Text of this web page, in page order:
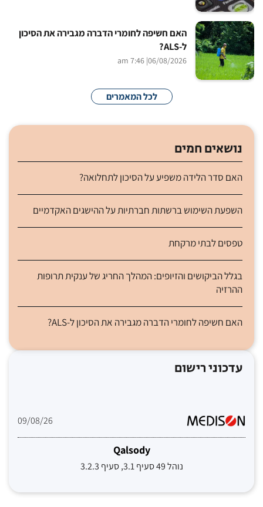
האם חשיפה לחומרי הדברה מגבירה את הסיכון
ל-ALS?
06/08/2026
| 7:46 am
לכל המאמרים
נושאים חמים
האם סדר הלידה משפיע על הסיכון לתחלואה?
השפעת השימוש ברשתות חברתיות על ההישגים האקדמיים
טפסים לבתי מרקחת
בגלל הביקושים והזיופים: המהלך החריג של ענקית תרופות
ההרזיה
האם חשיפה לחומרי הדברה מגבירה את הסיכון ל-ALS?
עדכוני רישום
09/08/26
Qalsody
נוהל 49 סעיף 3.1, סעיף 3.2.3